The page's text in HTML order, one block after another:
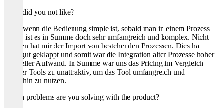
What did you not like?
Auch wenn die Bedienung simple ist, sobald man in einem Prozess
steckt, ist es in Summe doch sehr umfangreich und komplex. Nicht
gefallen hat mir der Import von bestehenden Prozessen. Dies hat
nicht gut geklappt und somit war die Integration alter Prozesse hoher
manueller Aufwand. In Summe war uns das Pricing im Vergleich
anderer Tools zu unattraktiv, um das Tool umfangreich und
weiterhin zu nutzen.
Which problems are you solving with the product?